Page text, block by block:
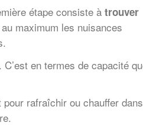
étape consiste à trouver
maximum les nuisances
en termes de capacité
rafraîchir ou chauffer dans